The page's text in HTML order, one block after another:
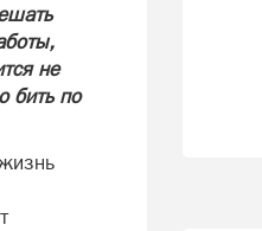
не
бить по